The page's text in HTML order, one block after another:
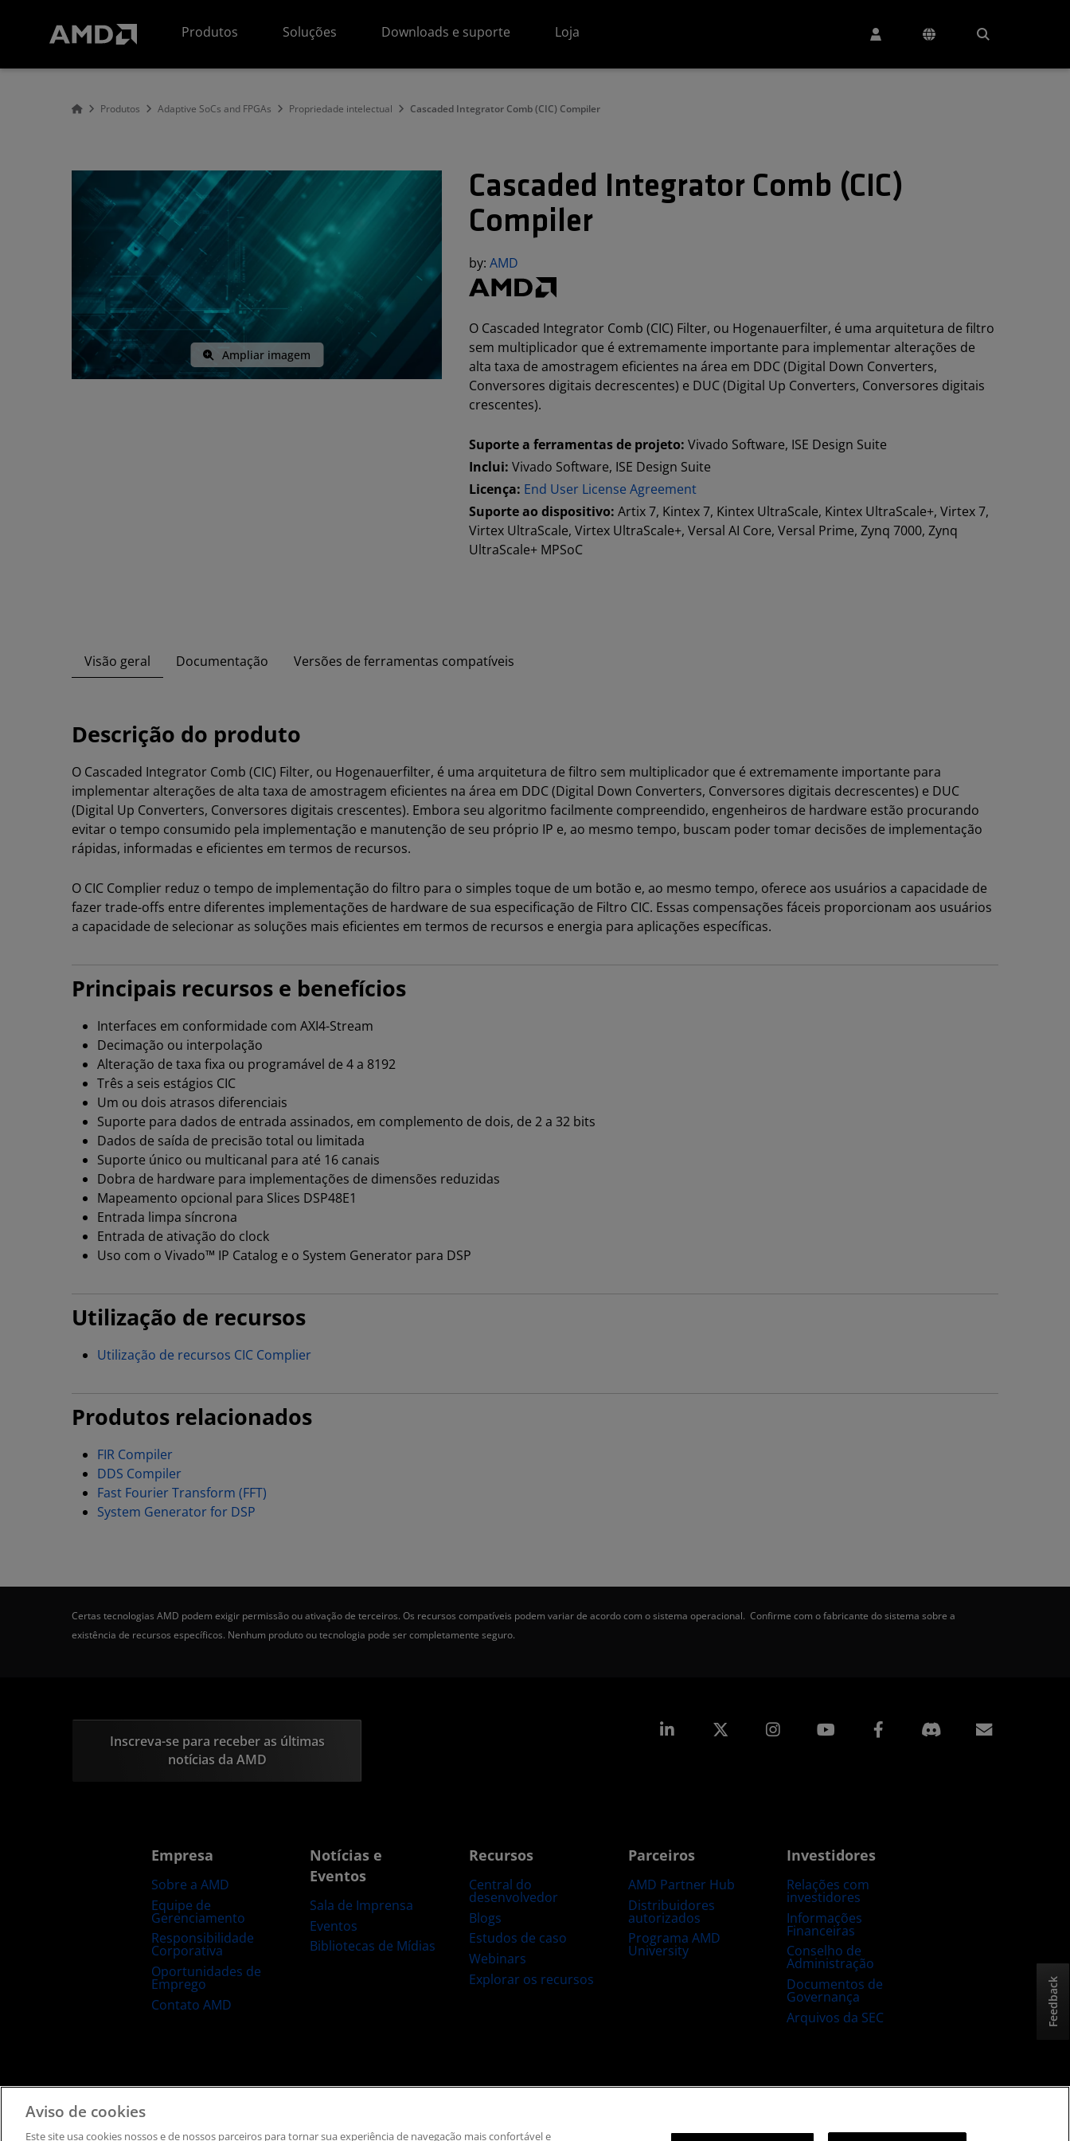
Produtos
Soluções Downloads e suporte Loja
Produtos Adaptive SoCs and FPGAs Propriedade intelectual Cascaded Integrator Comb (CIC) Compiler
Ampliar imagem
Cascaded Integrator Comb (CIC)
Compiler
by:AMD
O Cascaded Integrator Comb (CIC) Filter, ou Hogenauerfilter, é uma arquitetura de filtro
sem multiplicador que é extremamente importante para implementar alterações de
alta taxa de amostragem eficientes na área em DDC (Digital Down Converters,
Conversores digitais decrescentes) e DUC (Digital Up Converters, Conversores digitais
crescentes).
Suporte a ferramentas de projeto:Vivado Software, ISE Design Suite
Inclui:Vivado Software, ISE Design Suite
Licença: End User License Agreement
Suporte ao dispositivo:Artix 7, Kintex 7, Kintex UltraScale, Kintex UltraScale+, Virtex 7,
Virtex UltraScale, Virtex UltraScale+, Versal AI Core, Versal Prime, Zynq 7000, Zynq
UltraScale+ MPSoC
Visão geral Documentação Versões de ferramentas compatíveis
Descrição do produto
O Cascaded Integrator Comb (CIC) Filter, ou Hogenauerfilter, é uma arquitetura de filtro sem multiplicador que é extremamente importante para
implementar alterações de alta taxa de amostragem eficientes na área em DDC (Digital Down Converters, Conversores digitais decrescentes) e DUC
(Digital Up Converters, Conversores digitais crescentes). Embora seu algoritmo facilmente compreendido, engenheiros de hardware estão procurando
evitar o tempo consumido pela implementação e manutenção de seu próprio IP e, ao mesmo tempo, buscam poder tomar decisões de implementação
rápidas, informadas e eficientes em termos de recursos.
O CIC Complier reduz o tempo de implementação do filtro para o simples toque de um botão e, ao mesmo tempo, oferece aos usuários a capacidade de
fazer trade-offs entre diferentes implementações de hardware de sua especificação de Filtro CIC. Essas compensações fáceis proporcionam aos usuários
a capacidade de selecionar as soluções mais eficientes em termos de recursos e energia para aplicações específicas.
Principais recursos e benefícios
Interfaces em conformidade com AXI4-Stream
Decimação ou interpolação
Alteração de taxa fixa ou programável de 4 a 8192
Três a seis estágios CIC
Um ou dois atrasos diferenciais
Suporte para dados de entrada assinados, em complemento de dois, de 2 a 32 bits
Dados de saída de precisão total ou limitada
Suporte único ou multicanal para até 16 canais
Dobra de hardware para implementações de dimensões reduzidas
Mapeamento opcional para Slices DSP48E1
Entrada limpa síncrona
Entrada de ativação do clock
Uso com o Vivado™ IP Catalog e o System Generator para DSP
Utilização de recursos
Utilização de recursos CIC Complier
Produtos relacionados
FIR Compiler
DDS Compiler
Fast Fourier Transform (FFT)
System Generator for DSP
Certas tecnologias AMD podem exigir permissão ou ativação de terceiros. Os recursos compatíveis podem variar de acordo com o sistema operacional. Confirme com o fabricante do sistema sobre a
existência de recursos específicos. Nenhum produto ou tecnologia pode ser completamente seguro.
Inscreva-se para receber as últimas
notícias da AMD
Linkedin Instagram Facebook
Empresa
Sobre a AMD
Equipe de
Gerenciamento
Responsibilidade
Corporativa
Oportunidades de
Emprego
Contato AMD
Notícias e
Eventos
Sala de Imprensa
Eventos
Bibliotecas de Mídias
Recursos
Central do
desenvolvedor
Blogs
Estudos de caso
Webinars
Explorar os recursos
Parceiros
AMD Partner Hub
Distribuidores
autorizados
Programa AMD
University
Investidores
Relações com
investidores
Informações
Financeiras
Conselho de
Administração
Documentos de
Governança
Arquivos da SEC
Termos e Condições
Feedback
Aviso de cookies
Este site usa cookies nossos e de nossos parceiros ​para tornar sua experiência de navegação mais confortável e